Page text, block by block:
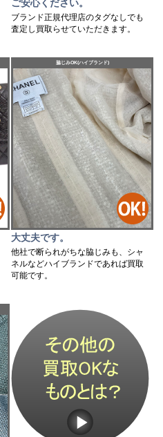
ご安心ください。
ブランド正規代理店のタグなしでも
査定し買取らせていただきます。
脇じみOK(ハイブランド)
大丈夫です。
他社で断られがちな脇じみも、シャ
ネルなどハイブランドであれば買取
可能です。